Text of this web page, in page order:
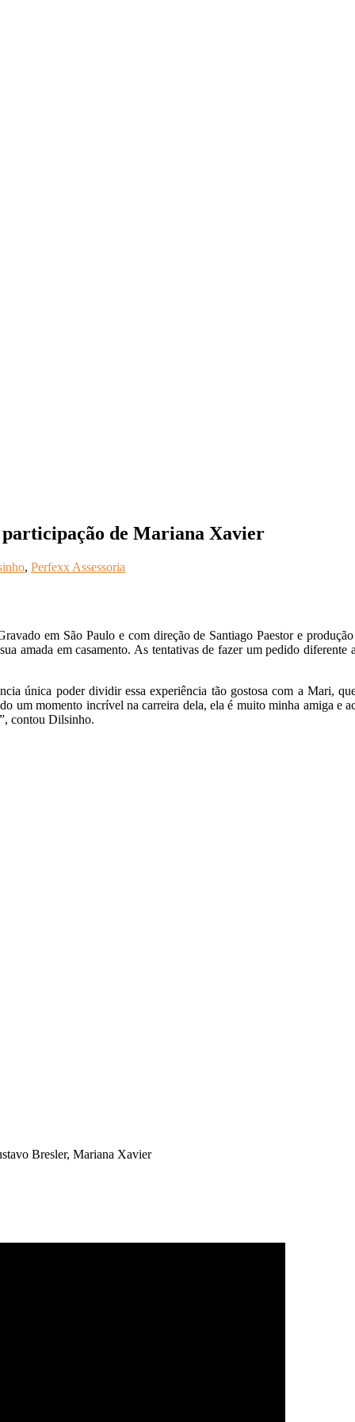
participação de Mariana Xavier
, Perfexx Assessoria
em São Paulo e com direção de Santiago Paestor e
amada em casamento. As tentativas de fazer um pedido
única poder dividir essa experiência tão gostosa com a Mari,
um momento incrível na carreira dela, ela é muito minha amiga e
contou Dilsinho.
Bresler, Mariana Xavier